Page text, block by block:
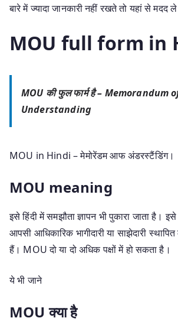
बारे में ज्यादा जानकारी नहीं रखते तो यहां से
MOU full form in
MOU की फुल फार्म है – Memorandum
Understanding
MOU in Hindi – मेमोरेंडम आफ अंडरस्टैंडिंग।
MOU meaning
इसे हिंदी में समझौता ज्ञापन भी पुकारा जाता है।
आपसी आधिकारिक भागीदारी या साझेदारी
हैं। MOU दो या दो अधिक पक्षों में हो सकता है।
ये भी जाने
MOU क्या है